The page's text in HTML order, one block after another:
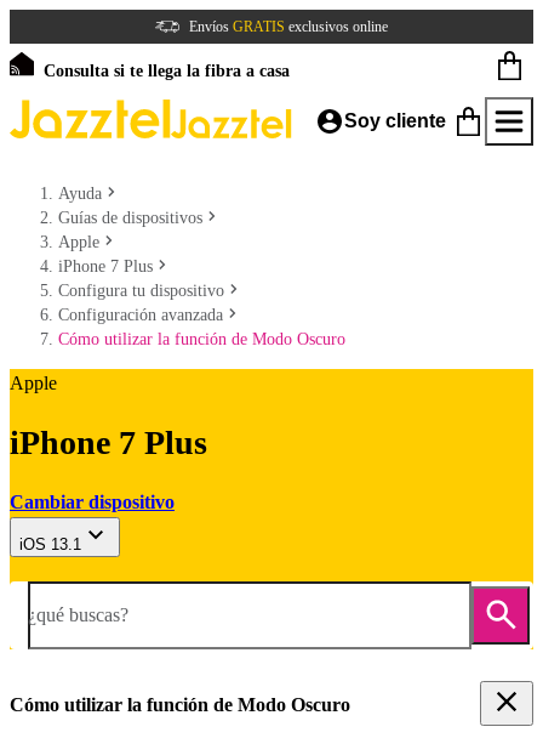
Envíos GRATIS exclusivos online
Consulta si te llega la fibra a casa
Soy cliente
Ayuda
Guías de dispositivos
Apple
iPhone 7 Plus
Configura tu dispositivo
Configuración avanzada
Cómo utilizar la función de Modo Oscuro
Apple
iPhone 7 Plus
Cambiar dispositivo
iOS 13.1
¿qué buscas?
Cómo utilizar la función de Modo Oscuro